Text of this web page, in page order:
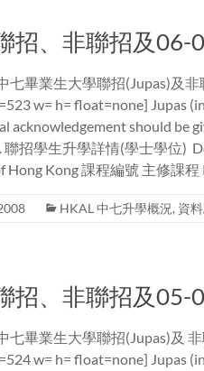
招、非聯招及06-
七畢業生大學聯招(Jupas)及
w= h= float=none] Jupas
acknowledgement should be
招學生升學詳情(學士學位)
Hong Kong 課程編號 主修課
HKAL 中七升學概況, 資
招、非聯招及05-
七畢業生大學聯招(Jupas)及
w= h= float=none] Jupas